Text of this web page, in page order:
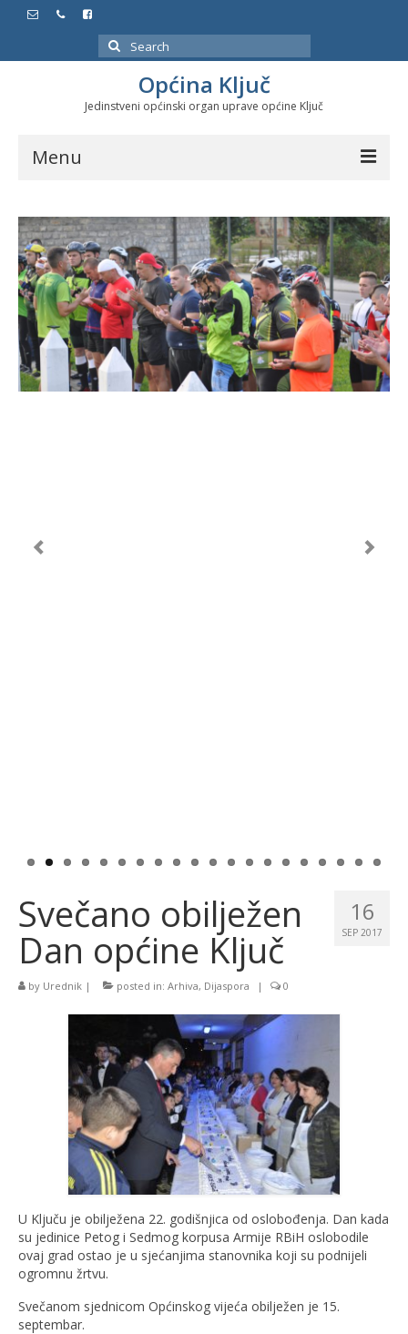
Search
for:
Općina Ključ
Jedinstveni općinski organ uprave općine Ključ
Menu
Službeni glasnici
Javne nabavke
Značajni datumi i manifestacije
Program energetske efikasnosti u stambenom
sektoru
16
SEP 2017
Svečano obilježen
Dan općine Ključ
by Urednik | posted in: Arhiva, Dijaspora | 0
U Ključu je obilježena 22. godišnjica od oslobođenja. Dan kada
su jedinice Petog i Sedmog korpusa Armije RBiH oslobodile
ovaj grad ostao je u sjećanjima stanovnika koji su podnijeli
ogromnu žrtvu.
Svečanom sjednicom Općinskog vijeća obilježen je 15.
septembar.